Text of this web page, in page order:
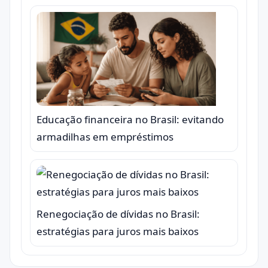
Educação financeira no Brasil: evitando
armadilhas em empréstimos
Renegociação de dívidas no Brasil:
estratégias para juros mais baixos